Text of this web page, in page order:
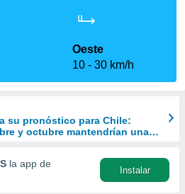
Oeste
10
30 km/h
su pronóstico para Chile:
y octubre mantendrían una
la app de
Instalar